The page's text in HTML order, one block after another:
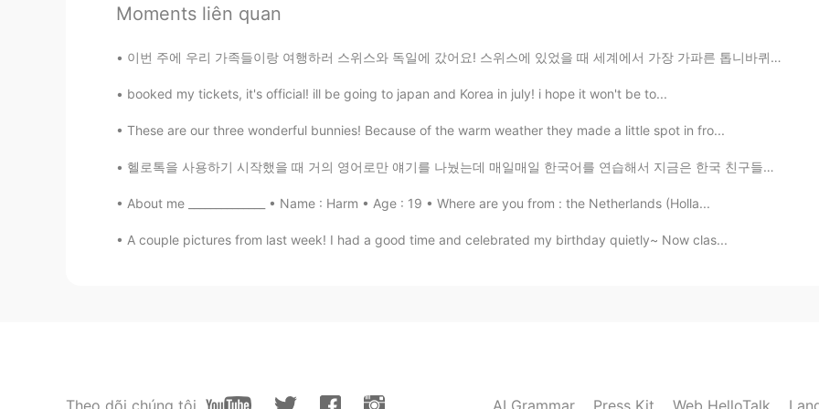
Jane
저도 영어로 말할때 더듬어요☺️
KR EN
Tom, I think it might take a lot of courage to share it! I think you are so brave to share
they are impressed by how well you talk in Korean!😊 also I’m so happy to hear that you
Moments liên quan
이번 주에 우리 가족들이랑 여행하러 스위스와 독일에 갔어요! 스위스에 있었을 때 세계에서 가장 가파른 톱니바퀴 길로 갔어요. 정상에세(2100 M) 계곡까지(450 M) 걸어...
booked my tickets, it's official! ill be going to japan and Korea in july! i hope it won't be to...
These are our three wonderful bunnies! Because of the warm weather they made a little spot in fro...
헬로톡을 사용하기 시작했을 때 거의 영어로만 얘기를 나눴는데 매일매일 한국어를 연습해서 지금은 한국 친구들이랑 100% 한국어로 다소 편하게 말할 수 있어요 :) 제가 여전...
About me ______________ • Name : Harm • Age : 19 • Where are you from : the Netherlands (Holla...
A couple pictures from last week! I had a good time and celebrated my birthday quietly~ Now clas...
Theo dõi chúng tôi AI Grammar Press Kit Web HelloTalk